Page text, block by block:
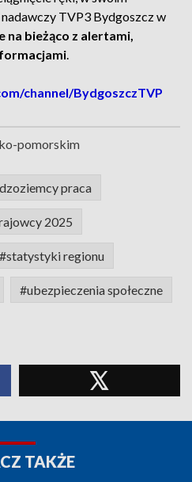
TVP3 Bydgoszcz w
na bieżąco z alertami,
.
channel/BydgoszczTVP
pomorskim
praca
2025
#statystyki regionu
#ubezpieczenia społeczne
TAKŻE